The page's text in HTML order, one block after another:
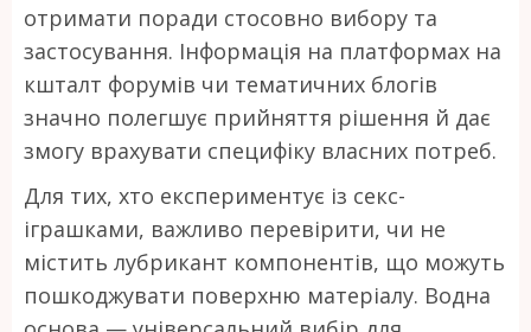
отримати поради стосовно вибору та
застосування. Інформація на платформах на
кшталт форумів чи тематичних блогів
значно полегшує прийняття рішення й дає
змогу врахувати специфіку власних потреб.
Для тих, хто експериментує із секс-
іграшками, важливо перевірити, чи не
містить лубрикант компонентів, що можуть
пошкоджувати поверхню матеріалу. Водна